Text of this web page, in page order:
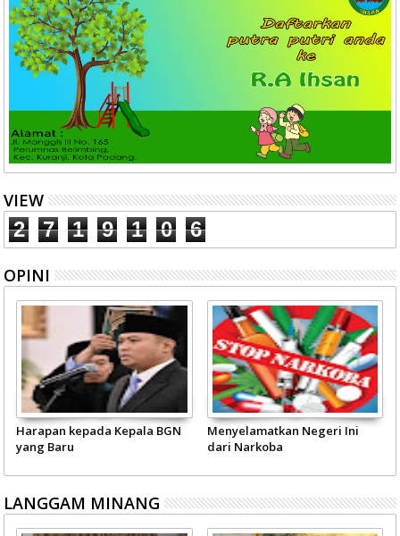
VIEW
2 7 1 9 1 0 6
OPINI
Harapan kepada Kepala BGN
yang Baru
Menyelamatkan Negeri Ini
dari Narkoba
LANGGAM MINANG